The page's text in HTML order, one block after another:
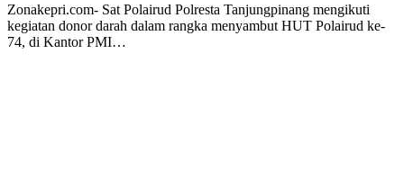
Zonakepri.com- Sat Polairud Polresta Tanjungpinang mengikuti
kegiatan donor darah dalam rangka menyambut HUT Polairud ke-
74, di Kantor PMI…